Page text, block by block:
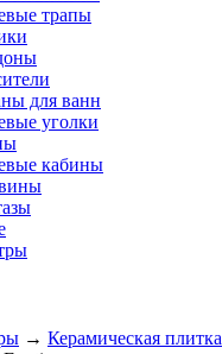
трапы
для ванн
уголки
кабины
→ Керамическая плитка